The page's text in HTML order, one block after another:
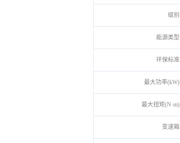
级别
能源类型
环保标准
最大功率(kW)
最大扭矩(N·m)
变速箱